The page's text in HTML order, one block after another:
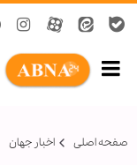
صفحه اصلی اخبار جهان